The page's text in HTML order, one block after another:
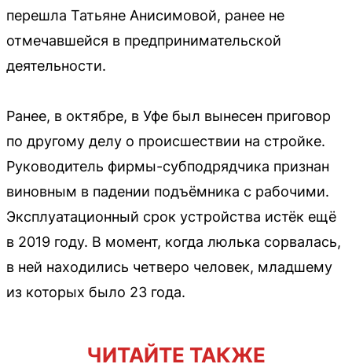
перешла Татьяне Анисимовой, ранее не
отмечавшейся в предпринимательской
деятельности.
Ранее, в октябре, в Уфе был вынесен приговор
по другому делу о происшествии на стройке.
Руководитель фирмы-субподрядчика признан
виновным в падении подъёмника с рабочими.
Эксплуатационный срок устройства истёк ещё
в 2019 году. В момент, когда люлька сорвалась,
в ней находились четверо человек, младшему
из которых было 23 года.
ЧИТАЙТЕ ТАКЖЕ